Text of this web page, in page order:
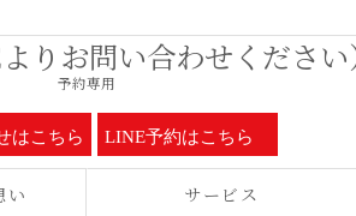
りお問い合わせください
予約専用
はこちら LINE予約はこちら
い サービス